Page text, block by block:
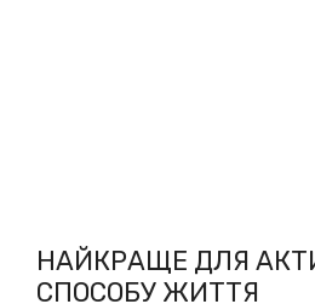
НАЙКРАЩЕ ДЛЯ
СПОСОБУ ЖИТТЯ